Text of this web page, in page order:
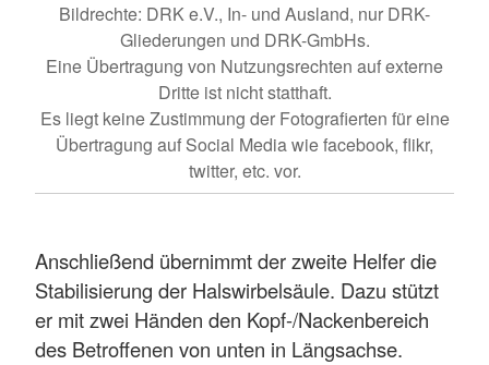
Bildrechte: DRK e.V., In- und Ausland, nur DRK-
Gliederungen und DRK-GmbHs.
Eine Übertragung von Nutzungsrechten auf externe
Dritte ist nicht statthaft.
Es liegt keine Zustimmung der Fotografierten für eine
Übertragung auf Social Media wie facebook, flikr,
twitter, etc. vor.
Anschließend übernimmt der zweite Helfer die
Stabilisierung der Halswirbelsäule. Dazu stützt
er mit zwei Händen den Kopf-/Nackenbereich
des Betroffenen von unten in Längsachse.